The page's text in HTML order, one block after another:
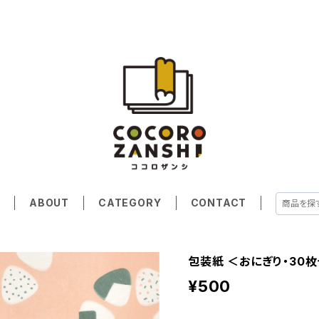
ABOUT CATEGORY CONTACT
包装紙 ＜おにぎり・30枚
¥500